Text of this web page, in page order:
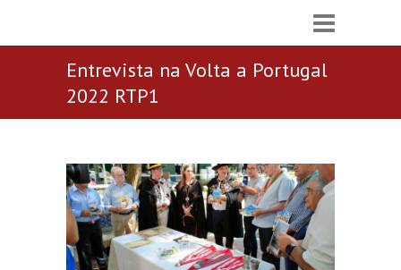
Entrevista na Volta a Portugal
2022 RTP1